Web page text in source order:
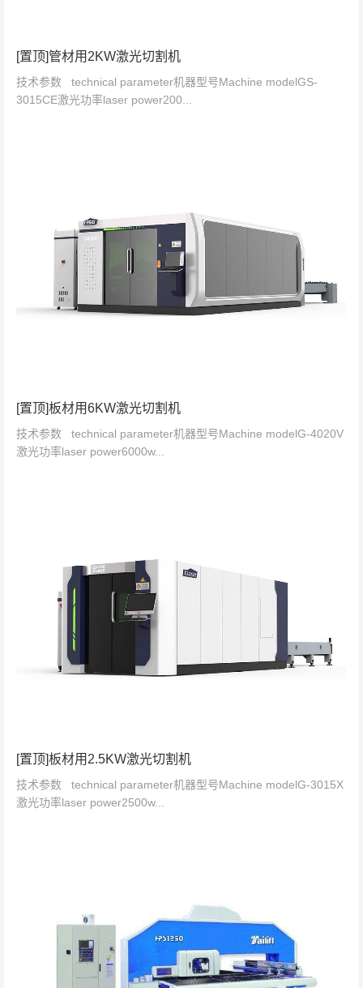
[置顶]管材用2KW激光切割机
技术参数 technical parameter机器型号Machine modelGS-
3015CE激光功率laser power200...
[置顶]板材用6KW激光切割机
技术参数 technical parameter机器型号Machine modelG-4020V
激光功率laser power6000w...
[置顶]板材用2.5KW激光切割机
技术参数 technical parameter机器型号Machine modelG-3015X
激光功率laser power2500w...